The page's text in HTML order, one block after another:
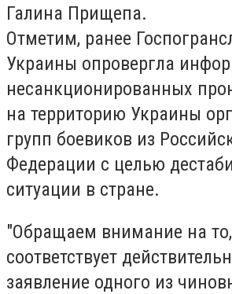
Галина Прищепа.
Отметим, ранее
Украины опровергла
несанкционированных
на территорию Украины
групп боевиков из
Федерации с целью
ситуации в стране.
"Обращаем внимание на
соответствует
заявление одного из